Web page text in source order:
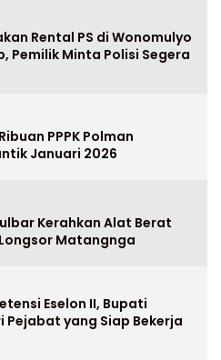
Rental PS di Wonomulyo
Pemilik Minta Polisi Segera
PPPK Polman
Januari 2026
Kerahkan Alat Berat
Matangnga
Eselon II, Bupati
Pejabat yang Siap Bekerja